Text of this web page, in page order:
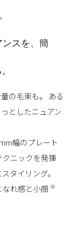
スを、 簡
の毛束も。
ある
としたニュアン
幅のプレート
ニックを発揮
タイリング。
なれ感と小顔 ※